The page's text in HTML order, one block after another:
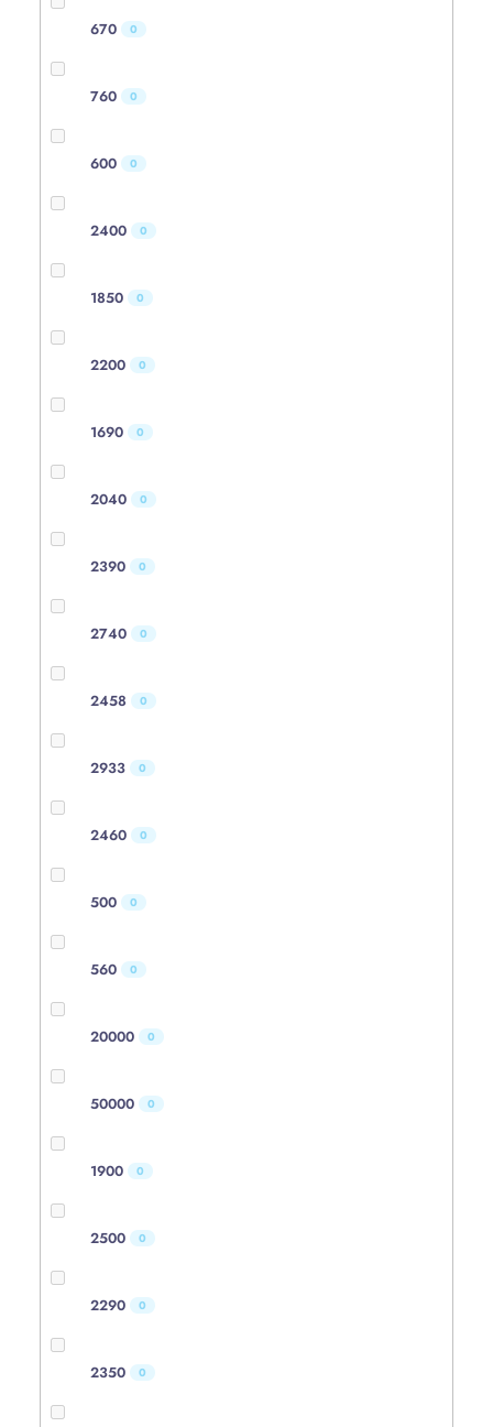
670 0
760 0
600 0
2400 0
1850 0
2200 0
1690 0
2040 0
2390 0
2740 0
2458 0
2933 0
2460 0
500 0
560 0
20000 0
50000 0
1900 0
2500 0
2290 0
2350 0